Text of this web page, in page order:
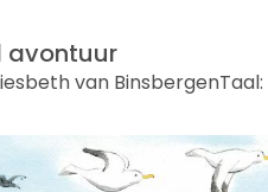
avontuur
van BinsbergenTaal: